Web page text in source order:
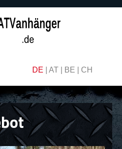
DE AT BE CH